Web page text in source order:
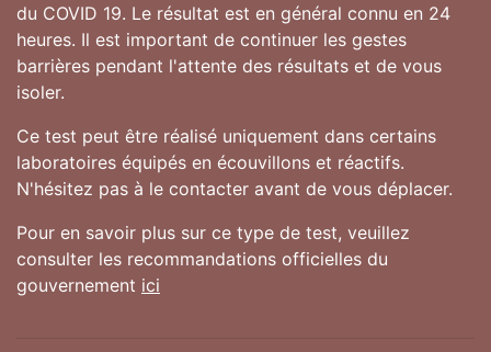
du COVID 19. Le résultat est en général connu en 24
heures. Il est important de continuer les gestes
barrières pendant l'attente des résultats et de vous
isoler.
Ce test peut être réalisé uniquement dans certains
laboratoires équipés en écouvillons et réactifs.
N'hésitez pas à le contacter avant de vous déplacer.
Pour en savoir plus sur ce type de test, veuillez
consulter les recommandations officielles du
gouvernement ici